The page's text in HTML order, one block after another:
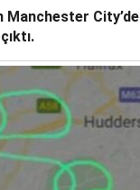
Manchester City’de